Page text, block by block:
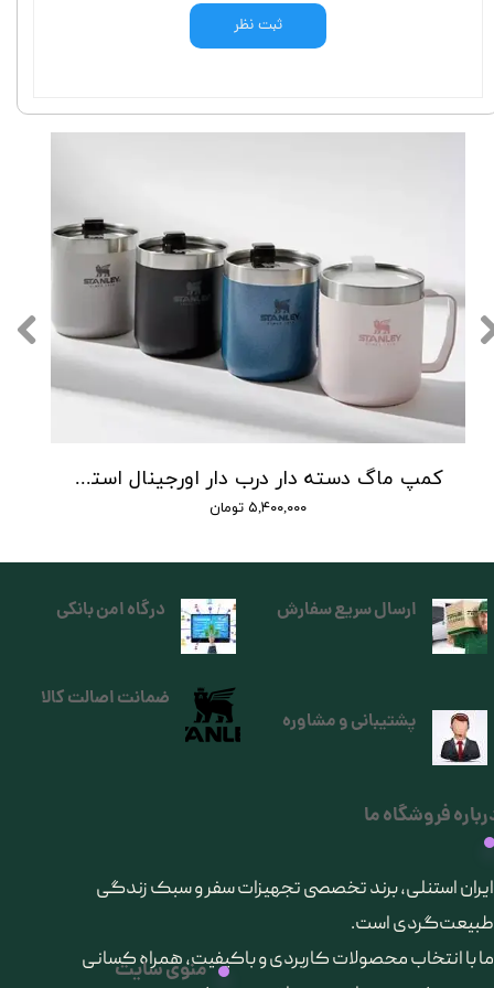
ثبت نظر
کمپ ماگ دسته دار درب دار اورجینال استنلی
۵,۴۰۰,۰۰۰ تومان
ارسال سریع سفارش
فروشگاه ما
​ایران استنلی، برند تخصصی تجهیزات سفر و سبک زندگی
طبیعت‌گردی است.
ما با انتخاب محصولات کاربردی و باکیفیت، همراه کسانی
منوی سایت
درگاه امن بانکی
پشتیبانی و مشاوره
ضمانت اصالت کالا